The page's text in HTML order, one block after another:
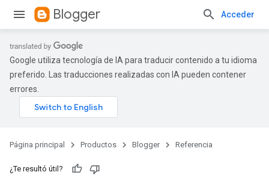
Blogger Acceder
Google utiliza tecnología de IA para traducir contenido a tu idioma
preferido. Las traducciones realizadas con IA pueden contener
errores.
Página principal Productos Blogger Referencia
¿Te resultó útil?